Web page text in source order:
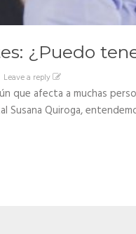
¿Puedo
Leave a reply
que afecta a muchas
Susana Quiroga,